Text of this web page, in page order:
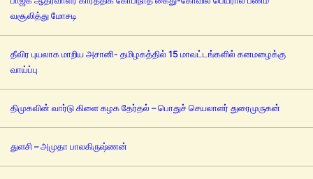
வசூலித்து மோசடி
தீவிர புயலாக மாறிய அசானி- தமிழகத்தில் 15 மாவட்டங்களில் கனமழைக்கு
வாய்ப்பு
திமுகவின் வார்டு கிளை கழக தேர்தல் – பொதுச் செயலாளர் துரைமுருகன்
துளசி – அமுதா பாலகிருஷ்ணன்